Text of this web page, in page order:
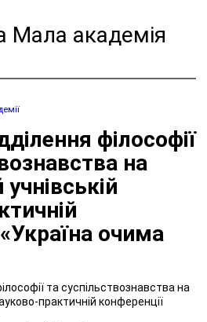
Мала академія
філософії
на
очима